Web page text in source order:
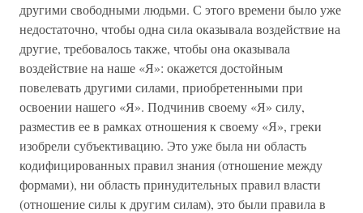
другими свободными людьми. С этого времени было уже
недостаточно, чтобы одна сила оказывала воздействие на
другие, требовалось также, чтобы она оказывала
воздействие на наше «Я»: окажется достойным
повелевать другими силами, приобретенными при
освоении нашего «Я». Подчинив своему «Я» силу,
разместив ее в рамках отношения к своему «Я», греки
изобрели субъективацию. Это уже была ни область
кодифицированных правил знания (отношение между
формами), ни область принудительных правил власти
(отношение силы к другим силам), это были правила в